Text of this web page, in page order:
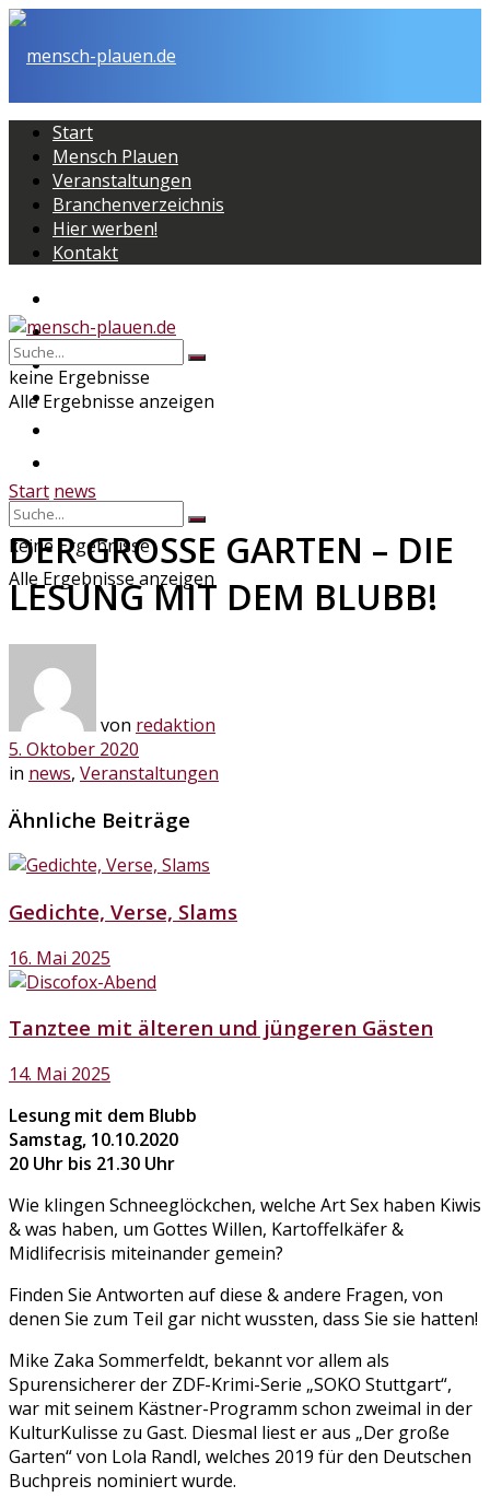
Start
Mensch Plauen
Veranstaltungen
Branchenverzeichnis
Hier werben!
Kontakt
Mensch Plauen
Veranstaltungen
Branchenverzeichnis
keine Ergebnisse
Alle Ergebnisse anzeigen
keine Ergebnisse
Alle Ergebnisse anzeigen
Start news
DER GROSSE GARTEN – DIE
LESUNG MIT DEM BLUBB!
von redaktion
5. Oktober 2020
in news, Veranstaltungen
Ähnliche Beiträge
Gedichte, Verse, Slams
16. Mai 2025
Tanztee mit älteren und jüngeren Gästen
14. Mai 2025
Lesung mit dem Blubb
Samstag, 10.10.2020
20 Uhr bis 21.30 Uhr
Wie klingen Schneeglöckchen, welche Art Sex haben Kiwis
& was haben, um Gottes Willen, Kartoffelkäfer &
Midlifecrisis miteinander gemein?
Finden Sie Antworten auf diese & andere Fragen, von
denen Sie zum Teil gar nicht wussten, dass Sie sie hatten!
Mike Zaka Sommerfeldt, bekannt vor allem als
Spurensicherer der ZDF-Krimi-Serie „SOKO Stuttgart“,
war mit seinem Kästner-Programm schon zweimal in der
KulturKulisse zu Gast. Diesmal liest er aus „Der große
Garten“ von Lola Randl, welches 2019 für den Deutschen
Buchpreis nominiert wurde.